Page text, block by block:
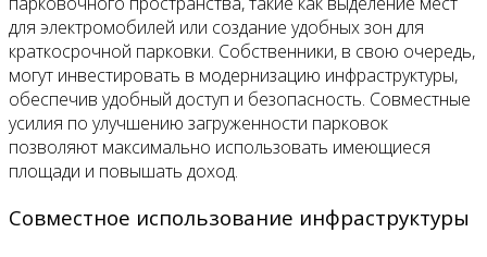
для электромобилей или создание удобных зон для
краткосрочной парковки. Собственники, в свою очередь,
могут инвестировать в модернизацию инфраструктуры,
обеспечив удобный доступ и безопасность. Совместные
усилия по улучшению загруженности парковок
позволяют максимально использовать имеющиеся
площади и повышать доход.
Совместное использование инфраструктуры